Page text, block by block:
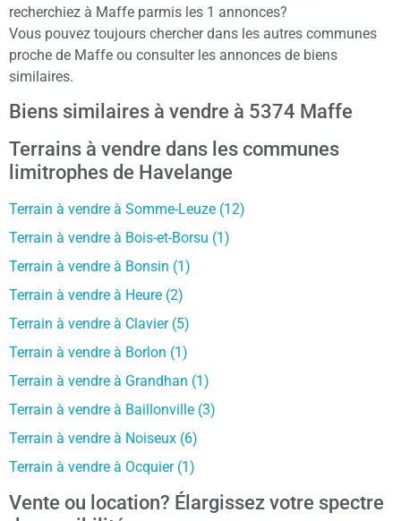
recherchiez à Maffe parmis les 1 annonces?
Vous pouvez toujours chercher dans les autres communes
proche de Maffe ou consulter les annonces de biens
similaires.
Biens similaires à vendre à 5374 Maffe
Terrains à vendre dans les communes
limitrophes de Havelange
Terrain à vendre à Somme-Leuze (12)
Terrain à vendre à Bois-et-Borsu (1)
Terrain à vendre à Bonsin (1)
Terrain à vendre à Heure (2)
Terrain à vendre à Clavier (5)
Terrain à vendre à Borlon (1)
Terrain à vendre à Grandhan (1)
Terrain à vendre à Baillonville (3)
Terrain à vendre à Noiseux (6)
Terrain à vendre à Ocquier (1)
Vente ou location? Élargissez votre spectre